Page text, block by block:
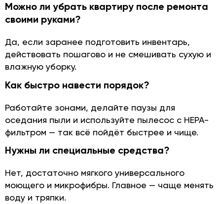
Можно ли убрать квартиру после ремонта
своими руками?
Да, если заранее подготовить инвентарь,
действовать пошагово и не смешивать сухую и
влажную уборку.
Как быстро навести порядок?
Работайте зонами, делайте паузы для
оседания пыли и используйте пылесос с HEPA-
фильтром — так всё пойдёт быстрее и чище.
Нужны ли специальные средства?
Нет, достаточно мягкого универсального
моющего и микрофибры. Главное — чаще менять
воду и тряпки.